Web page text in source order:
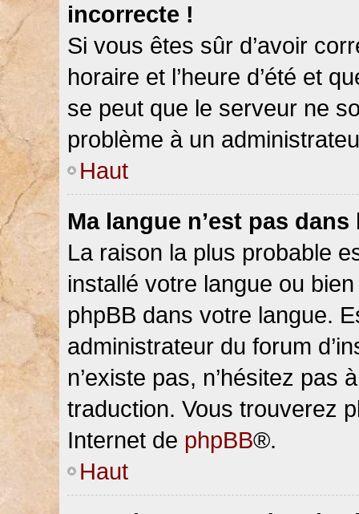
incorrecte !
Si vous êtes sûr d’avoir
horaire et l’heure d’été et
se peut que le serveur ne
problème à un
Haut
Ma langue n’est pas
La raison la plus probable
installé votre langue ou
phpBB dans votre langue.
administrateur du forum
n’existe pas, n’hésitez pas
traduction. Vous trouverez
Internet de phpBB®.
Haut